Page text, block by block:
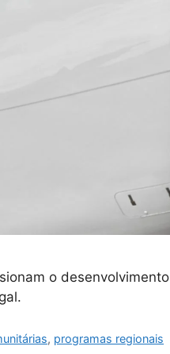
o desenvolvimento
, programas regionais